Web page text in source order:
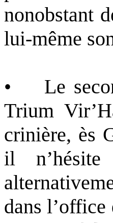
nonobstant
lui-même
• Le
Trium
crinière, ès
il
dans